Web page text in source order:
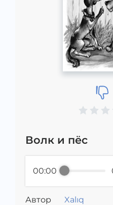
Волк и пёс
00:00
Автор
Xalıq